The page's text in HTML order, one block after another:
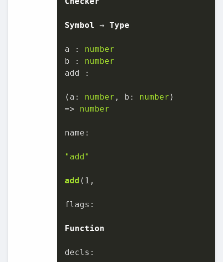
Symbol → Type
a : number
b : number
add :
( a: number , b: number )
=>
number
name :
"add"
add ( 1 ,
flags :
Function
decls :